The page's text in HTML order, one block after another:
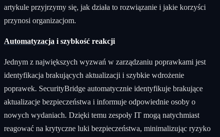
artykule przyjrzymy się, jak działa to rozwiązanie i jakie korzyści
przynosi organizacjom.
Automatyzacja i szybkość reakcji
Jednym z największych wyzwań w zarządzaniu poprawkami jest
identyfikacja brakujących aktualizacji i szybkie wdrożenie
poprawek. SecurityBridge automatycznie identyfikuje brakujące
aktualizacje bezpieczeństwa i informuje odpowiednie osoby o
nowych wydaniach. Dzięki temu zespoły IT mogą natychmiast
reagować na krytyczne luki bezpieczeństwa, minimalizując ryzyko